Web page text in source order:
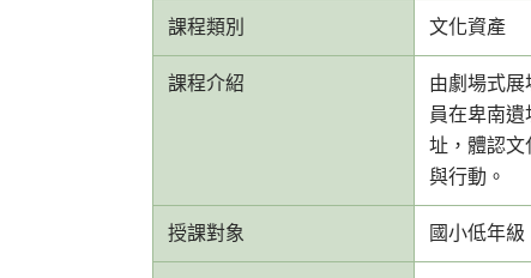
課程類別 文化資產
課程介紹
由劇場式
員在卑南
址，體認文
與行動。
授課對象 國小低年